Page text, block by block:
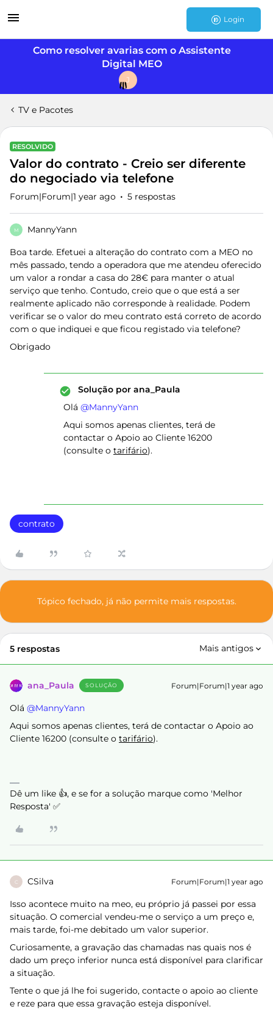
Login
Como resolver avarias com o Assistente
Digital MEO
J
TV e Pacotes
RESOLVIDO
Valor do contrato - Creio ser diferente
do negociado via telefone
Forum|Forum|1 year ago 5 respostas
M MannyYann
Boa tarde. Efetuei a alteração do contrato com a MEO no
mês passado, tendo a operadora que me atendeu oferecido
um valor a rondar a casa do 28€ para manter o atual
serviço que tenho. Contudo, creio que o que está a ser
realmente aplicado não corresponde à realidade. Podem
verificar se o valor do meu contrato está correto de acordo
com o que indiquei e que ficou registado via telefone?
Obrigado
Solução por ana_Paula
Olá ​ @MannyYann
Aqui somos apenas clientes, terá de
contactar o Apoio ao Cliente 16200
(consulte o tarifário).
contrato
Tópico fechado, já não permite mais respostas.
5 respostas Mais antigos
ana_Paula SOLUÇÃO Forum|Forum|1 year ago
Olá ​ @MannyYann
Aqui somos apenas clientes, terá de contactar o Apoio ao
Cliente 16200 (consulte o tarifário).
Dê um like 👍, e se for a solução marque como 'Melhor
Resposta' ✅
C CSilva Forum|Forum|1 year ago
Isso acontece muito na meo, eu próprio já passei por essa
situação. O comercial vendeu-me o serviço a um preço e,
mais tarde, foi-me debitado um valor superior.
Curiosamente, a gravação das chamadas nas quais nos é
dado um preço inferior nunca está disponível para clarificar
a situação.
Tente o que já lhe foi sugerido, contacte o apoio ao cliente
e reze para que essa gravação esteja disponível.